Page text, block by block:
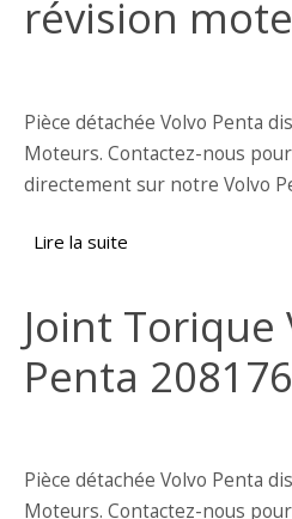
révision
Pièce détachée Volvo Penta
Moteurs. Contactez-nous
directement sur notre Volvo
Lire la suite
Joint Torique
Penta
Pièce détachée Volvo Penta
Moteurs. Contactez-nous